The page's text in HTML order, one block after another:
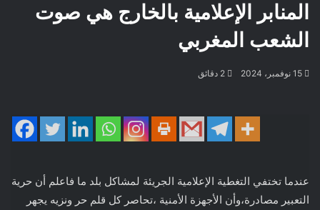
المنابر الإعلامية بالخارج هي صوت
الشعب المغربي
15 نوفمبر، 2024
عندما تختفي التغطية الإعلامية الجريئة لمشاكل بلد ما فاعلم أن حرية
التعبير مصادرة،وأن الأجهزة الأمنية ،تحاصر كل قلم حر ونزيه يجهر